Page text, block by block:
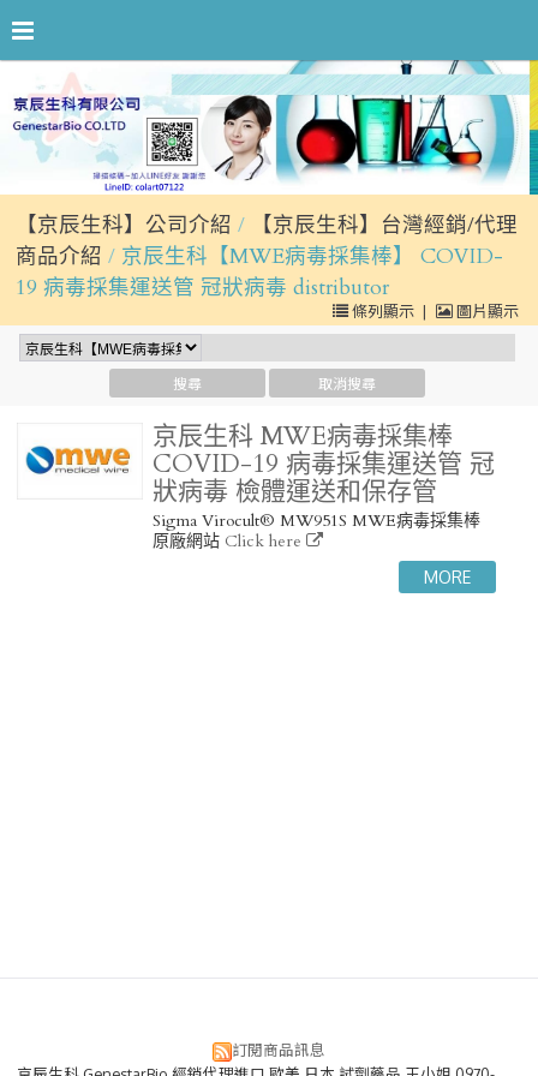
【京辰生科】公司介紹
【京辰生科】台灣經銷/代理
商品介紹 京辰生科【MWE病毒採集棒】 COVID-
19 病毒採集運送管 冠狀病毒 distributor
條列顯示 | 圖片顯示
京辰生科 MWE病毒採集棒
COVID-19 病毒採集運送管 冠
狀病毒 檢體運送和保存管
Sigma Virocult® MW951S MWE病毒採集棒
原廠網站 Click here
訂閱商品訊息